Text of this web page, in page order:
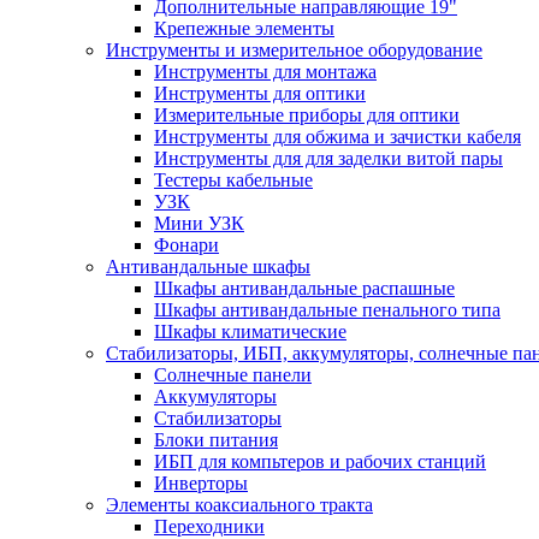
Дополнительные направляющие 19"
Крепежные элементы
Инструменты и измерительное оборудование
Инструменты для монтажа
Инструменты для оптики
Измерительные приборы для оптики
Инструменты для обжима и зачистки кабеля
Инструменты для для заделки витой пары
Тестеры кабельные
УЗК
Мини УЗК
Фонари
Антивандальные шкафы
Шкафы антивандальные распашные
Шкафы антивандальные пенального типа
Шкафы климатические
Стабилизаторы, ИБП, аккумуляторы, солнечные
Солнечные панели
Аккумуляторы
Стабилизаторы
Блоки питания
ИБП для компьтеров и рабочих станций
Инверторы
Элементы коаксиального тракта
Переходники